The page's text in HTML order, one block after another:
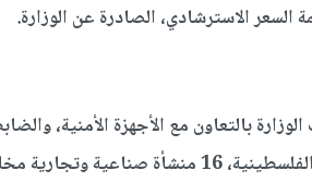
السعر الاسترشادي، الصادرة عن الوزارة.
بالتعاون مع الأجهزة الأمنية،
وتجارية مخالفة للأنظمة والقوانين